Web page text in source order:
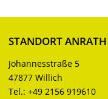
STANDORT ANRATH
Johannesstraße 5
47877 Willich
Tel.:+49 2156 919610